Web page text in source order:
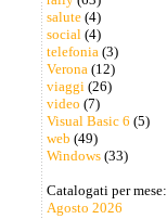
salute(4)
social(4)
telefonia(3)
Verona(12)
viaggi(26)
video (7)
Visual Basic 6 (5)
web (49)
Windows(33)
Catalogati per mese:
Agosto 2026